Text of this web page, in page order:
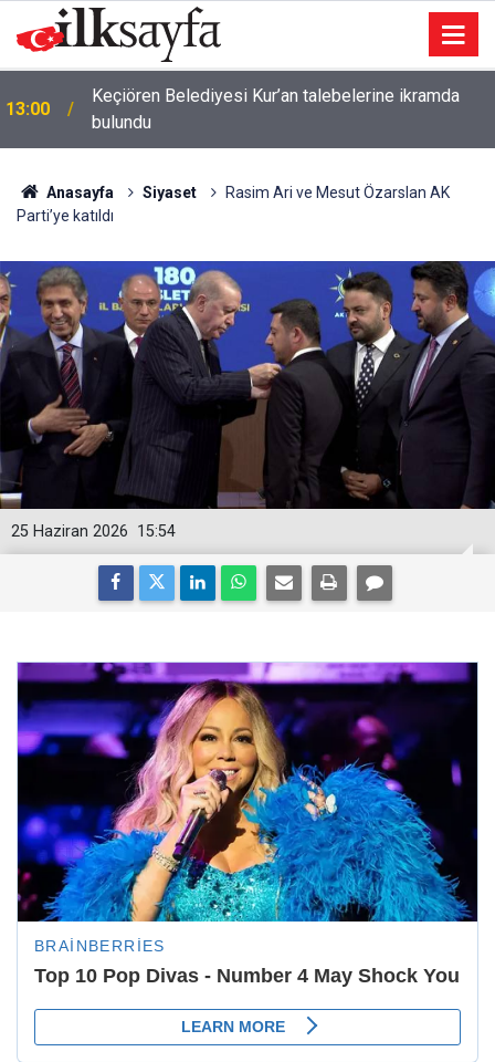
13:00
Keçiören Belediyesi Kur’an talebelerine ikramda
bulundu
Anasayfa Siyaset
Rasim Ari ve Mesut Özarslan AK
Parti’ye katıldı
15:54
25 Haziran 2026